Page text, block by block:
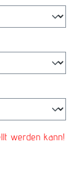
werden kann!